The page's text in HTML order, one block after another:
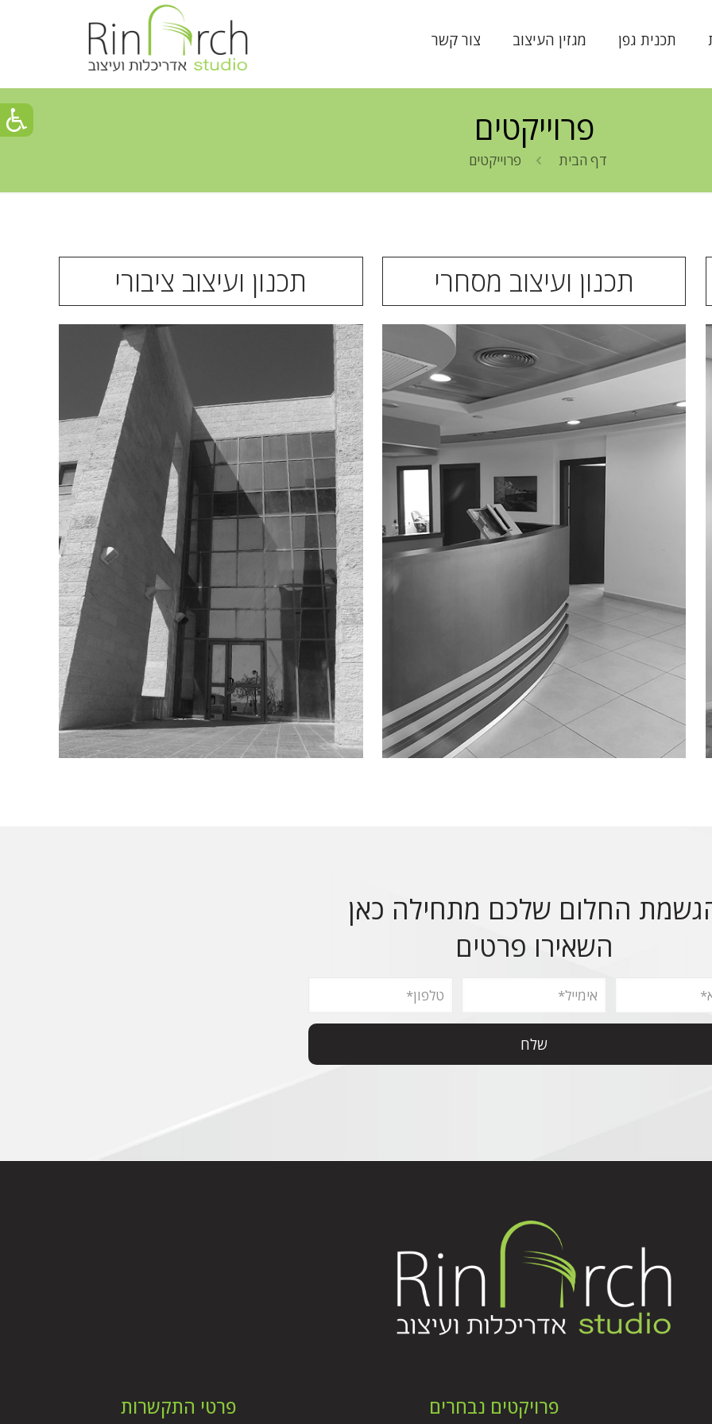
תכנית גפן מגזין העיצוב צור קשר
פרוייקטים
דף הבית פרוייקטים
תכנון ועיצוב מסחרי תכנון ועיצוב ציבורי
החלום שלכם מתחילה כאן
השאירו פרטים
פרויקטים נבחרים פרטי התקשרות